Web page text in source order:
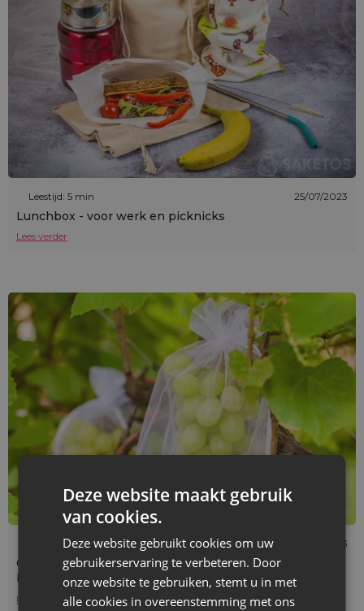
Leestijd: 5 min 25/07/2023
Lunchbox - voor werk en picknicks
Lees verder
Leestijd: 2 min 24/07/2023
Ontdek hoe je druiven in een paar seconden kunt
beschermen tegen ongedierte, wespen en vogels.
Lees verder
Deze website maakt gebruik
van cookies.
Deze website gebruikt cookies om uw
gebruikerservaring te verbeteren. Door
onze website te gebruiken, stemt u in met
alle cookies in overeenstemming met ons